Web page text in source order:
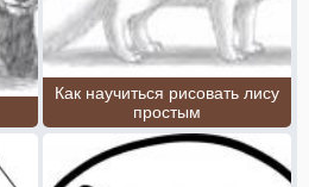
Как научиться рисовать лису
простым